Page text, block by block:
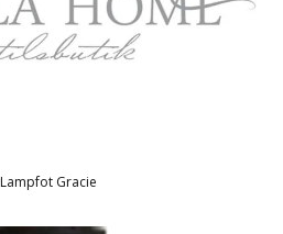
Lampfot Gracie